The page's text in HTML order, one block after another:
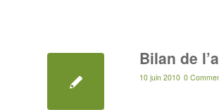
Bilan de
10 juin 2010 0